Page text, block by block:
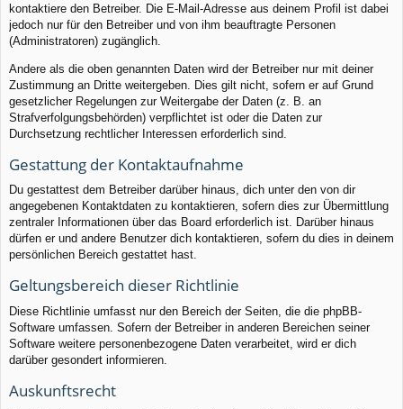
kontaktiere den Betreiber. Die E-Mail-Adresse aus deinem Profil ist dabei
jedoch nur für den Betreiber und von ihm beauftragte Personen
(Administratoren) zugänglich.
Andere als die oben genannten Daten wird der Betreiber nur mit deiner
Zustimmung an Dritte weitergeben. Dies gilt nicht, sofern er auf Grund
gesetzlicher Regelungen zur Weitergabe der Daten (z. B. an
Strafverfolgungsbehörden) verpflichtet ist oder die Daten zur
Durchsetzung rechtlicher Interessen erforderlich sind.
Gestattung der Kontaktaufnahme
Du gestattest dem Betreiber darüber hinaus, dich unter den von dir
angegebenen Kontaktdaten zu kontaktieren, sofern dies zur Übermittlung
zentraler Informationen über das Board erforderlich ist. Darüber hinaus
dürfen er und andere Benutzer dich kontaktieren, sofern du dies in deinem
persönlichen Bereich gestattet hast.
Geltungsbereich dieser Richtlinie
Diese Richtlinie umfasst nur den Bereich der Seiten, die die phpBB-
Software umfassen. Sofern der Betreiber in anderen Bereichen seiner
Software weitere personenbezogene Daten verarbeitet, wird er dich
darüber gesondert informieren.
Auskunftsrecht